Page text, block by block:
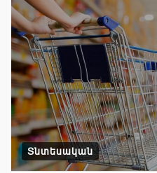
Տնտեսական